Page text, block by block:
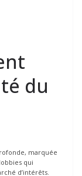
du
marquée
qui
d’intérêts.